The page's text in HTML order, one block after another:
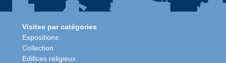
Visites par catégories
Expositions
Collection
Edifices religieux